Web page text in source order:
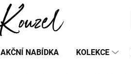
AKČNÍ NABÍDKA KOLEKCE